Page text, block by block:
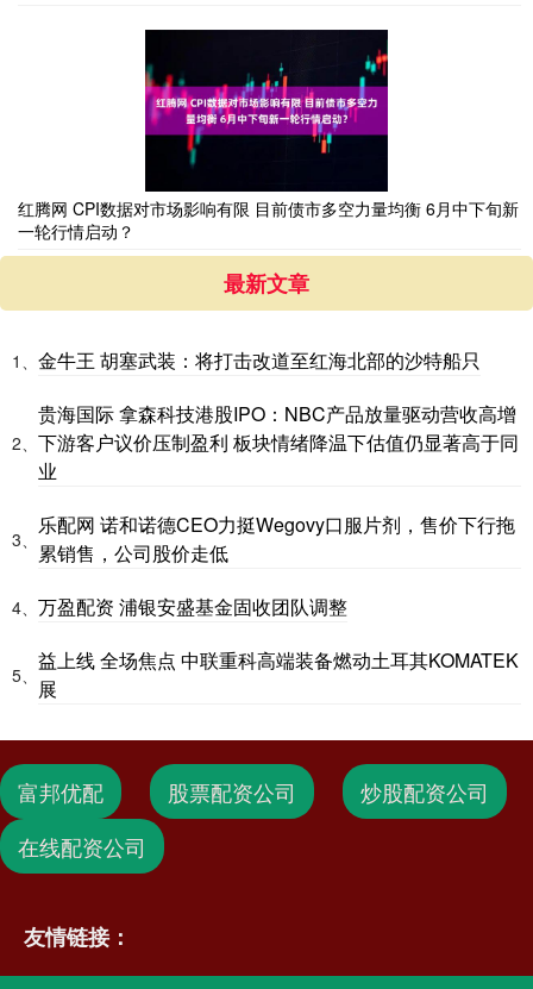
红腾网 CPI数据对市场影响有限 目前债市多空力量均衡 6月中下旬新
一轮行情启动？
最新文章
1、 金牛王 胡塞武装：将打击改道至红海北部的沙特船只
2、
贵海国际 拿森科技港股IPO：NBC产品放量驱动营收高增
下游客户议价压制盈利 板块情绪降温下估值仍显著高于同
业
3、
乐配网 诺和诺德CEO力挺Wegovy口服片剂，售价下行拖
累销售，公司股价走低
4、 万盈配资 浦银安盛基金固收团队调整
5、
益上线 全场焦点 中联重科高端装备燃动土耳其KOMATEK
展
富邦优配 股票配资公司
炒股配资公司
在线配资公司
友情链接：